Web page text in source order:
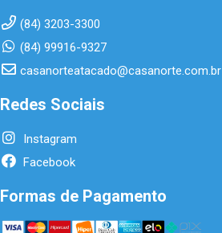
(84) 3203-3300
(84) 99916-9327
casanorteatacado@casanorte.com.br
Redes Sociais
Instagram
Facebook
Formas de Pagamento